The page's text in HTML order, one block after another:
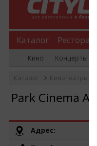
Каталог Рестораны
Кино Концерты
Park Cinema
Адрес: